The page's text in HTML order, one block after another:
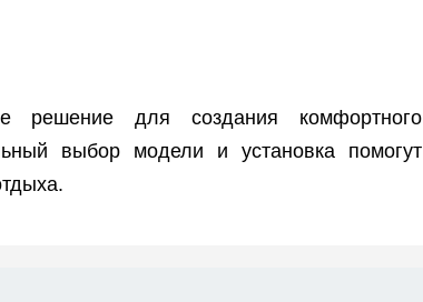
решение для создания комфортного
выбор модели и установка помогут